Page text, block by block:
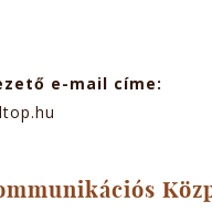
e-mail címe: